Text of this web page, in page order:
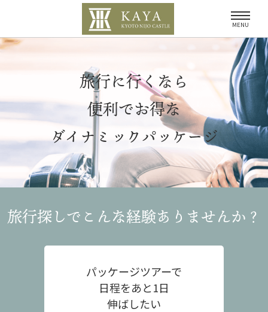
MENU
旅行に行くなら
便利でお得な
ダイナミックパッケージ
旅行探しでこんな経験ありませんか？
パッケージツアーで
日程をあと1日
伸ばしたい